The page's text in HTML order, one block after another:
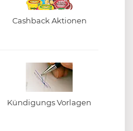
Cashback Aktionen
Kündigungs Vorlagen